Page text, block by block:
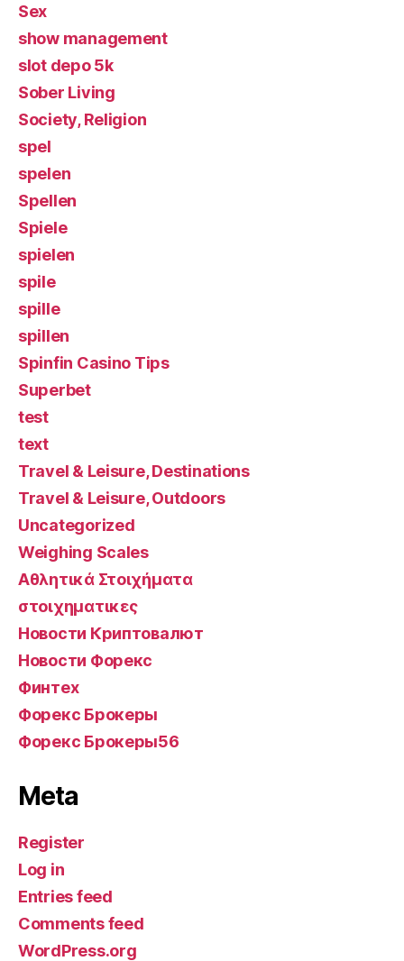
Sex
show management
slot depo 5k
Sober Living
Society, Religion
spel
spelen
Spellen
Spiele
spielen
spile
spille
spillen
Spinfin Casino Tips
Superbet
test
text
Travel & Leisure, Destinations
Travel & Leisure, Outdoors
Uncategorized
Weighing Scales
Αθλητικά Στοιχήματα
στοιχηματικες
Новости Криптовалют
Новости Форекс
Финтех
Форекс Брокеры
Форекс Брокеры56
Meta
Register
Log in
Entries feed
Comments feed
WordPress.org